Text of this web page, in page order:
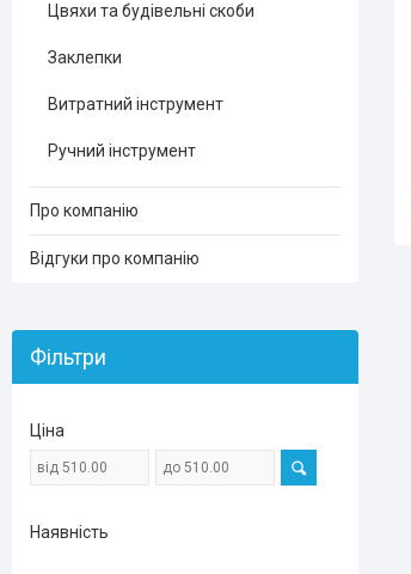
Цвяхи та будівельні скоби
Заклепки
Витратний інструмент
Ручний інструмент
Про компанію
Відгуки про компанію
Фільтри
Ціна
Наявність